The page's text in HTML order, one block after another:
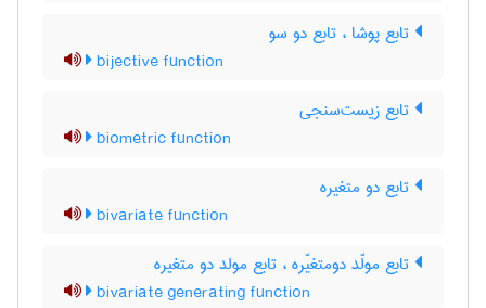
تابع پوشا ، تابع دو سو
bijective function
تابع زیست‌سنجی
biometric function
تابع دو متغیره
bivariate function
تابع مولّد دومتغیّره ، تابع مولد دو متغیره
bivariate generating function